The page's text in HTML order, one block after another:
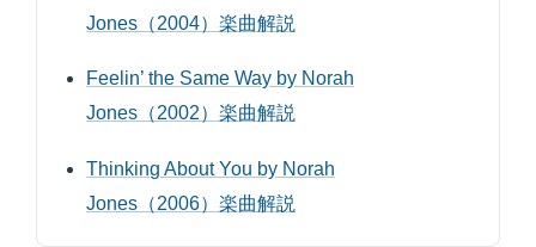
Jones（2004）楽曲解説
Feelin’ the Same Way by Norah
Jones（2002）楽曲解説
Thinking About You by Norah
Jones（2006）楽曲解説